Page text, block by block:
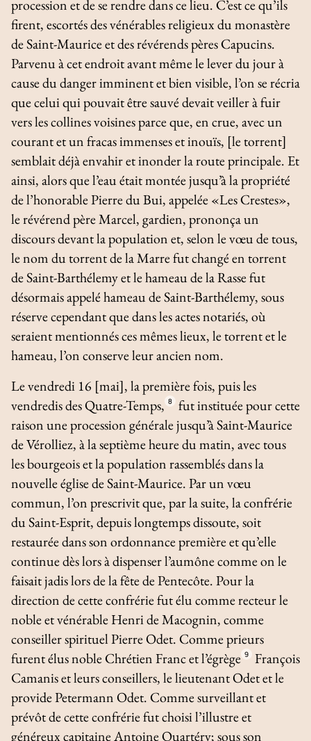
procession et de se rendre dans ce lieu. C’est ce qu’ils
firent, escortés des vénérables religieux du monastère
de Saint-Maurice et des révérends pères Capucins.
Parvenu à cet endroit avant même le lever du jour à
cause du danger imminent et bien visible, l’on se récria
que celui qui pouvait être sauvé devait veiller à fuir
vers les collines voisines parce que, en crue, avec un
courant et un fracas immenses et inouïs, [le torrent]
semblait déjà envahir et inonder la route principale. Et
ainsi, alors que l’eau était montée jusqu’à la propriété
de l’honorable Pierre du Bui, appelée «Les Crestes»,
le révérend père Marcel, gardien, prononça un
discours devant la population et, selon le vœu de tous,
le nom du torrent de la Marre fut changé en torrent
de Saint-Barthélemy et le hameau de la Rasse fut
désormais appelé hameau de Saint-Barthélemy, sous
réserve cependant que dans les actes notariés, où
seraient mentionnés ces mêmes lieux, le torrent et le
hameau, l’on conserve leur ancien nom.
Le vendredi 16 [mai], la première fois, puis les
vendredis des Quatre-Temps, 8
fut instituée pour cette
raison une procession générale jusqu’à Saint-Maurice
de Vérolliez, à la septième heure du matin, avec tous
les bourgeois et la population rassemblés dans la
nouvelle église de Saint-Maurice. Par un vœu
commun, l’on prescrivit que, par la suite, la confrérie
du Saint-Esprit, depuis longtemps dissoute, soit
restaurée dans son ordonnance première et qu’elle
continue dès lors à dispenser l’aumône comme on le
faisait jadis lors de la fête de Pentecôte. Pour la
direction de cette confrérie fut élu comme recteur le
noble et vénérable Henri de Macognin, comme
conseiller spirituel Pierre Odet. Comme prieurs
furent élus noble Chrétien Franc et l’égrège 9
François
Camanis et leurs conseillers, le lieutenant Odet et le
provide Petermann Odet. Comme surveillant et
prévôt de cette confrérie fut choisi l’illustre et
généreux capitaine Antoine Quartéry; sous son